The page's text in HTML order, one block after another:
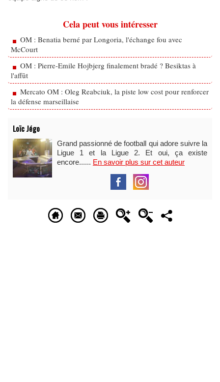
Cela peut vous intéresser
OM : Benatia berné par Longoria, l'échange fou avec
McCourt
OM : Pierre-Emile Hojbjerg finalement bradé ? Besiktas à
l'affût
Mercato OM : Oleg Reabciuk, la piste low cost pour renforcer
la défense marseillaise
Loïc Jégo
Grand passionné de football qui adore suivre la
Ligue 1 et la Ligue 2. Et oui, ça existe
encore...... En savoir plus sur cet auteur